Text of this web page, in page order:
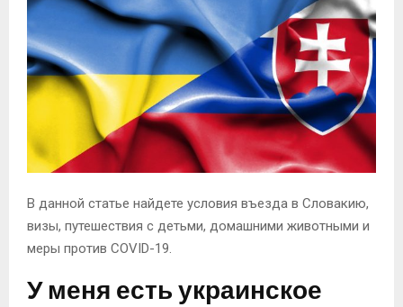
В данной статье найдете условия въезда в Словакию,
визы, путешествия с детьми, домашними животными и
меры против COVID-19.
У меня есть украинское